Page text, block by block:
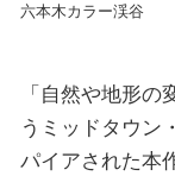
六本木カラー渓谷
「自然や地形
うミッドタウン
パイアされた本